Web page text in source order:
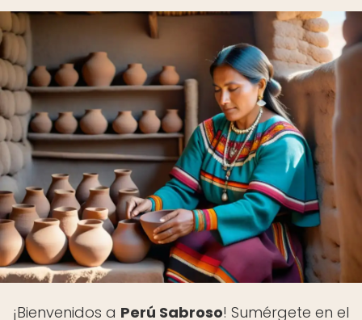
¡Bienvenidos a Perú Sabroso! Sumérgete en el